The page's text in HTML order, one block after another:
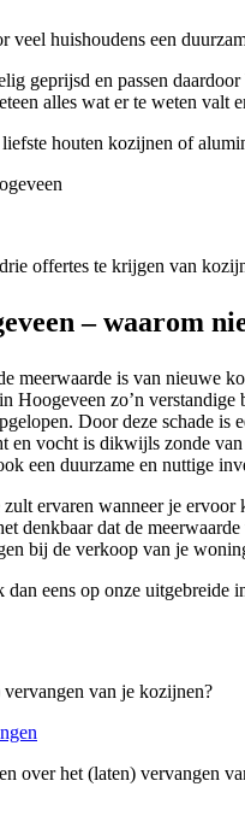
huishoudens een
geprijsd en passen
alles wat er te weten valt
houten kozijnen of
offertes te krijgen van
– waarom
meerwaarde is van nieuwe
Hoogeveen zo’n
Door deze schade is
en vocht is dikwijls zonde
een duurzame en nuttige
ervaren wanneer je
denkbaar dat de
bij de verkoop van je
eens op onze uitgebreide
van je kozijnen?
over het (laten) vervangen